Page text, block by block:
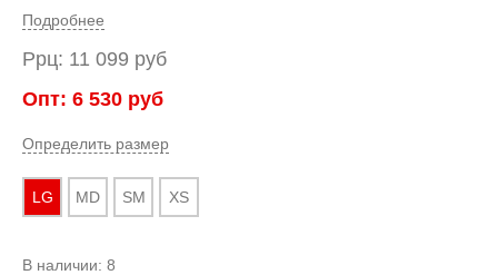
Подробнее
Ррц: 11 099 руб
Опт: 6 530 руб
Определить размер
LG MD SM XS
В наличии: 8